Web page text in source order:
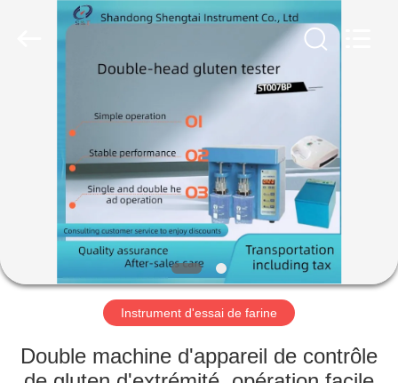
PRODUITS
SUJET
DE
NOUS
VISITE
Instrument d'essai de farine
Double machine d'appareil de contrôle